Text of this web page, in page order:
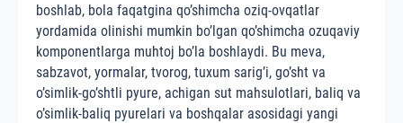
boshlab, bola faqatgina qo’shimcha oziq-ovqatlar
yordamida olinishi mumkin bo’lgan qo’shimcha ozuqaviy
komponentlarga muhtoj bo’la boshlaydi. Bu meva,
sabzavot, yormalar, tvorog, tuxum sarig’i, go’sht va
o’simlik-go’shtli pyure, achigan sut mahsulotlari, baliq va
o’simlik-baliq pyurelari va boshqalar asosidagi yangi